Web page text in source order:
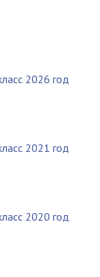
2026 год
2021 год
2020 год